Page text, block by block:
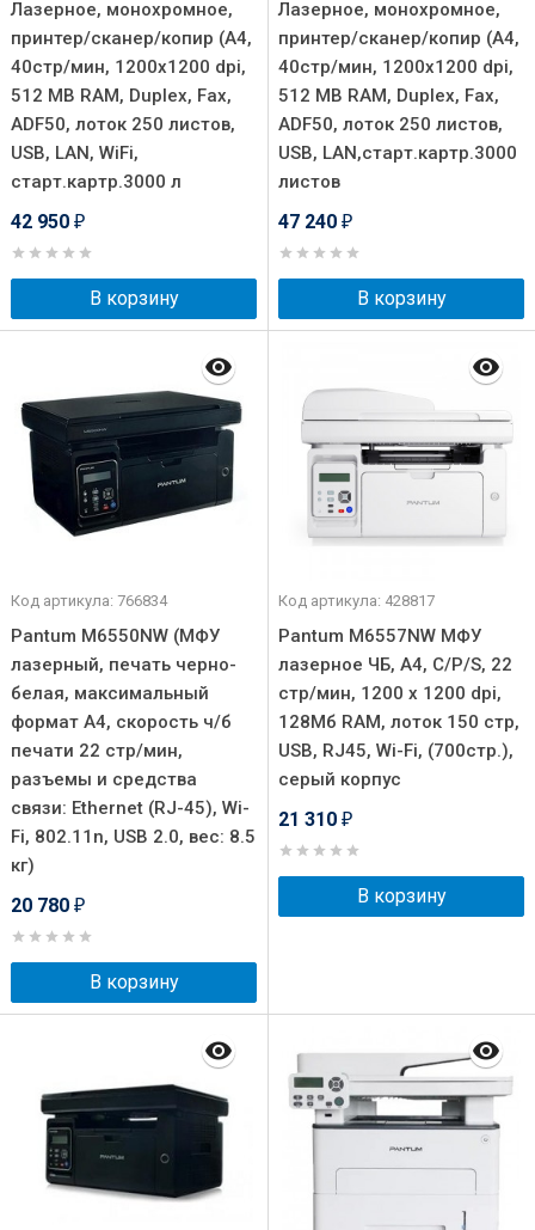
Лазерное, монохромное,
принтер/сканер/копир (A4,
40стр/мин, 1200x1200 dpi,
512 MB RAM, Duplex, Fax,
ADF50, лоток 250 листов,
USB, LAN, WiFi,
старт.картр.3000 л
42 950 ₽
В корзину
Лазерное, монохромное,
принтер/сканер/копир (A4,
40стр/мин, 1200x1200 dpi,
512 MB RAM, Duplex, Fax,
ADF50, лоток 250 листов,
USB, LAN,старт.картр.3000
листов
47 240 ₽
В корзину
Код артикула: 766834
Pantum M6550NW (МФУ
лазерный, печать черно-
белая, максимальный
формат А4, скорость ч/б
печати 22 стр/мин,
разъемы и средства
связи: Ethernet (RJ-45), Wi-
Fi, 802.11n, USB 2.0, вес: 8.5
кг)
20 780 ₽
В корзину
Код артикула: 428817
Pantum M6557NW МФУ
лазерное ЧБ, А4, C/P/S, 22
стр/мин, 1200 x 1200 dpi,
128Мб RAM, лоток 150 стр,
USB, RJ45, Wi-Fi, (700стр.),
серый корпус
21 310 ₽
В корзину